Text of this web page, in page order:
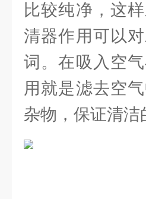
比较纯净，这
清器作用可以
词。在吸入空
用就是滤去空
杂物，保证清